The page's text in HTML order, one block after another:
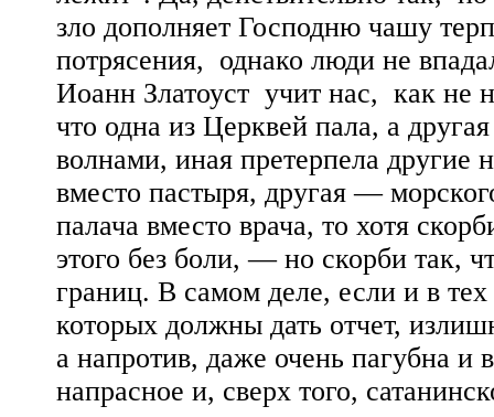
зло дополняет Господню чашу
потрясения, однако люди не
Иоанн Златоуст учит нас, как не
что одна из Церквей пала, а
волнами, иная претерпела другие
вместо пастыря, другая —
палача вместо врача, то хотя
этого без боли, — но скорби так,
границ. В самом деле, если и в
которых должны дать отчет,
а напротив, даже очень пагубна и
напрасное и, сверх того,